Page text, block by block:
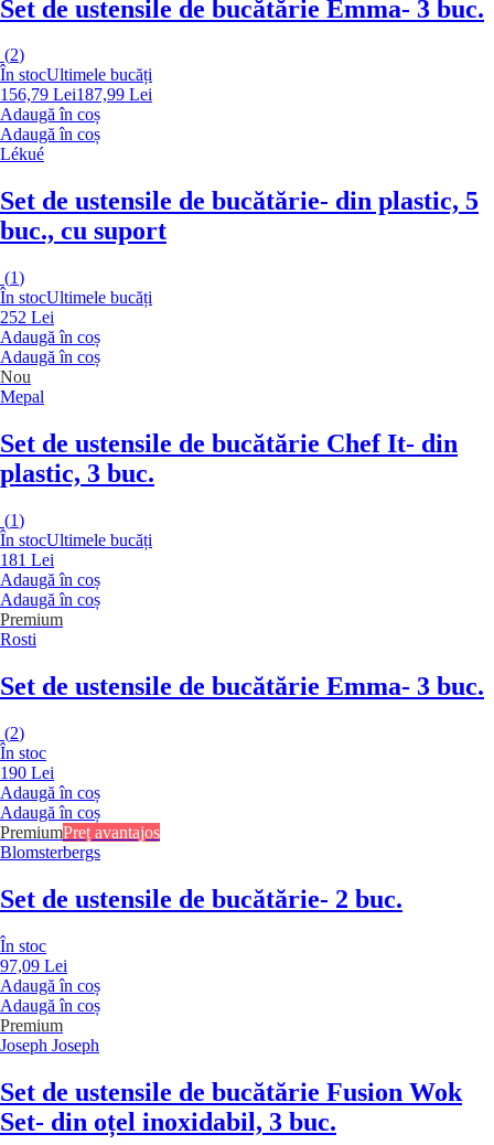
Set de ustensile de bucătărie Emma- 3 buc.
(2)
În stocUltimele bucăți
156,79 Lei187,99 Lei
Adaugă în coș
Adaugă în coș
Lékué
Set de ustensile de bucătărie- din plastic, 5
buc., cu suport
(1)
În stocUltimele bucăți
252 Lei
Adaugă în coș
Adaugă în coș
Nou
Mepal
Set de ustensile de bucătărie Chef It- din
plastic, 3 buc.
(1)
În stocUltimele bucăți
181 Lei
Adaugă în coș
Adaugă în coș
Premium
Rosti
Set de ustensile de bucătărie Emma- 3 buc.
(2)
În stoc
190 Lei
Adaugă în coș
Adaugă în coș
PremiumPreț avantajos
Blomsterbergs
Set de ustensile de bucătărie- 2 buc.
În stoc
97,09 Lei
Adaugă în coș
Adaugă în coș
Premium
Joseph Joseph
Set de ustensile de bucătărie Fusion Wok
Set- din oțel inoxidabil, 3 buc.